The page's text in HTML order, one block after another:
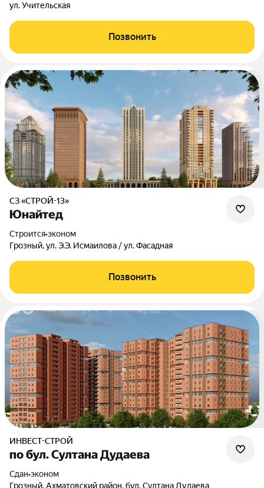
ул. Учительская
Позвонить
СЗ «СТРОЙ-13»
Юнайтед
Строится•эконом
Грозный, ул. Э.Э. Исмаилова / ул. Фасадная
Позвонить
ИНВЕСТ-СТРОЙ
по бул. Султана Дудаева
Сдан•эконом
Грозный, Ахматовский район, бул. Султана Дудаева